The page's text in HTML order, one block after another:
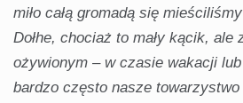
miło całą gromadą się
Dołhe, chociaż to mały kącik, ale
ożywionym – w czasie wakacji
bardzo często nasze